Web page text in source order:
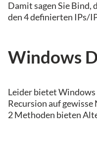
Damit sagen Sie Bind,
den 4 definierten IPs/
Windows
Leider bietet
Recursion auf gewisse
2 Methoden bieten